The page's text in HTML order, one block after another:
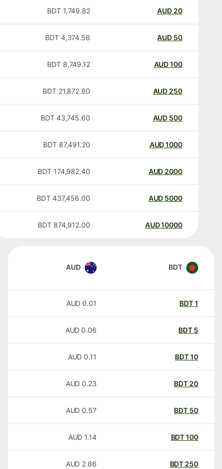
20
AUD
1,749.82
BDT
50
AUD
4,374.56
BDT
100
AUD
8,749.12
BDT
250
AUD
21,872.80
BDT
500
AUD
43,745.60
BDT
1000
AUD
87,491.20
BDT
2000
AUD
174,982.40
BDT
5000
AUD
437,456.00
BDT
10000
AUD
874,912.00
BDT
BDT
AUD
BDT
0.01
AUD
BDT
0.06
AUD
BDT
0.11
AUD
20
BDT
0.23
AUD
50
BDT
0.57
AUD
100
BDT
1.14
AUD
250
BDT
2.86
AUD